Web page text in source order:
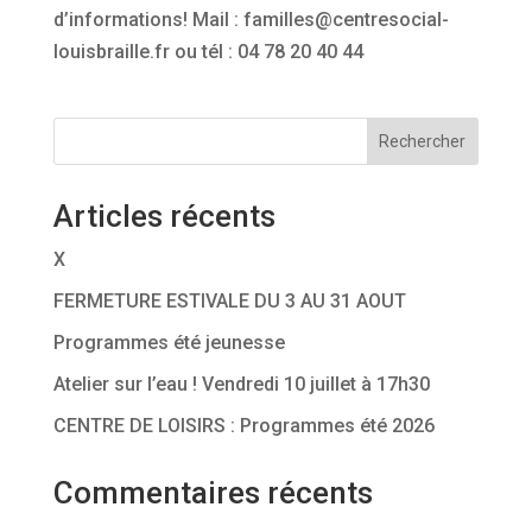
d’informations! Mail : familles@centresocial-
louisbraille.fr ou tél : 04 78 20 40 44
Rechercher
Articles récents
X
FERMETURE ESTIVALE DU 3 AU 31 AOUT
Programmes été jeunesse
Atelier sur l’eau ! Vendredi 10 juillet à 17h30
CENTRE DE LOISIRS : Programmes été 2026
Commentaires récents